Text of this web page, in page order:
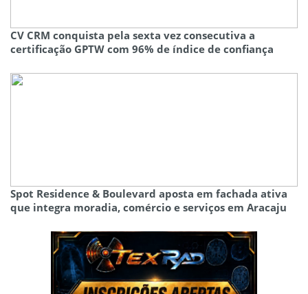
CV CRM conquista pela sexta vez consecutiva a
certificação GPTW com 96% de índice de confiança
Spot Residence & Boulevard aposta em fachada ativa
que integra moradia, comércio e serviços em Aracaju